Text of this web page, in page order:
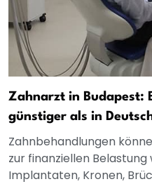
Zahnarzt in Budapest:
günstiger als in
Zahnbehandlungen
zur finanziellen
Implantaten, Kronen,